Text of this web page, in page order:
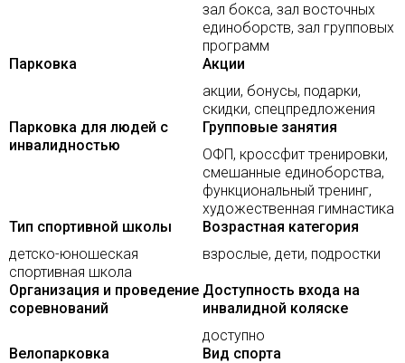
зал бокса, зал восточных
единоборств, зал групповых
программ
Парковка
Акции
акции, бонусы, подарки,
скидки, спецпредложения
Парковка для людей с
инвалидностью
Групповые занятия
ОФП, кроссфит тренировки,
смешанные единоборства,
функциональный тренинг,
художественная гимнастика
Тип спортивной школы
детско-юношеская
спортивная школа
Возрастная категория
взрослые, дети, подростки
Организация и проведение
соревнований
Доступность входа на
инвалидной коляске
доступно
Велопарковка
Вид спорта